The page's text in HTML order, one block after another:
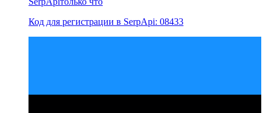
Код для регистрации в SerpApi: 08433